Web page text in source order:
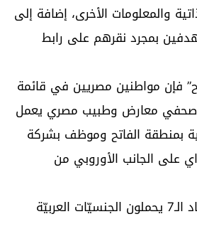
والمعلومات الأخرى، إضافة إلى
بمجرد نقرهم على رابط
فإن مواطنين مصريين في قائمة
معارض وطبيب مصري يعمل
بمنطقة الفاتح وموظف بشركة
على الجانب الأوروبي من
يُذكر أن عملاء الموساد الـ7 يحملون الجنسيّات العربيّة